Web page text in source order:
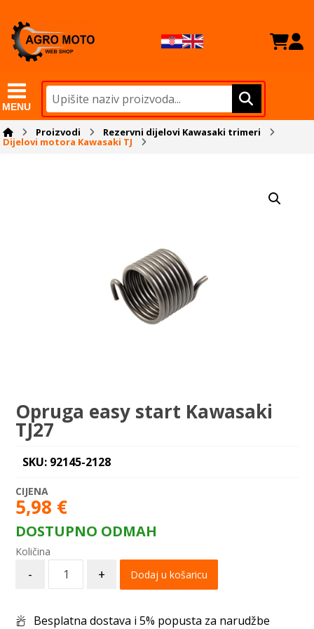
MENU
Proizvodi Rezervni dijelovi Kawasaki trimeri
Dijelovi motora Kawasaki TJ
Opruga easy start Kawasaki
TJ27
SKU: 92145-2128
5,98 €
DOSTUPNO ODMAH
- + Dodaj u košaricu
Besplatna dostava i 5% popusta za narudžbe